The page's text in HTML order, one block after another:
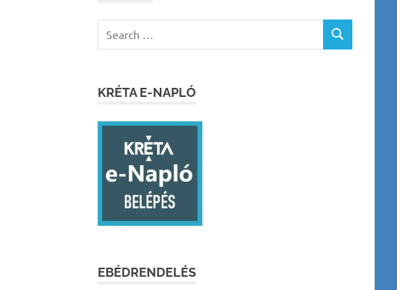
for:
SEARCH
KRÉTA E-NAPLÓ
EBÉDRENDELÉS